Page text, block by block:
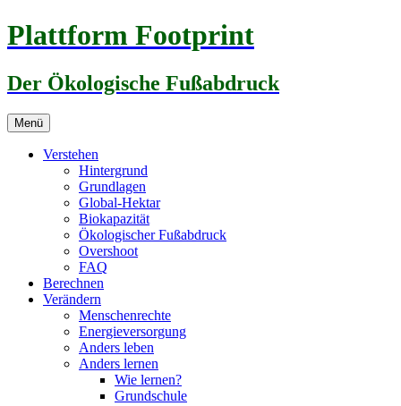
Zum
Inhalt
Plattform Footprint
Der Ökologische Fußabdruck
Menü
Verstehen
Hintergrund
Grundlagen
Global-Hektar
Biokapazität
Ökologischer Fußabdruck
Overshoot
FAQ
Berechnen
Verändern
Menschenrechte
Energieversorgung
Anders leben
Anders lernen
Wie lernen?
Grundschule